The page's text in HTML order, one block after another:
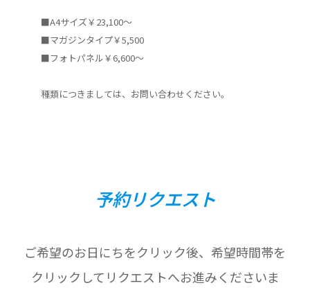
■A4サイズ￥23,100～
■マガジンタイプ￥5,500
■フォトパネル￥6,600～
種類につきましては、お問い合わせください。
予約リクエスト
ご希望のお日にちをクリック後、希望時間帯を
クリックしてリクエストへお進みくださいま